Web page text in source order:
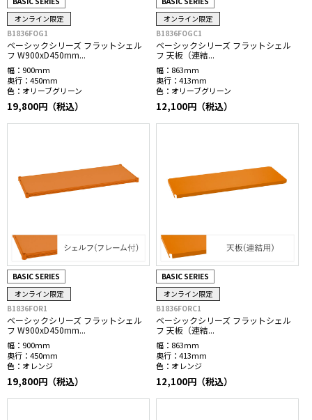
オンライン限定
B1836FOG1
ベーシックシリーズ フラットシェル
フ W900xD450mm...
幅： 900mm
奥行： 450mm
色： オリーブグリーン
19,800円（税込）
オンライン限定
B1836FOGC1
ベーシックシリーズ フラットシェル
フ 天板（連結...
幅： 863mm
奥行： 413mm
色： オリーブグリーン
12,100円（税込）
BASIC SERIES
オンライン限定
B1836FOR1
ベーシックシリーズ フラットシェル
フ W900xD450mm...
幅： 900mm
奥行： 450mm
色： オレンジ
19,800円（税込）
BASIC SERIES
オンライン限定
B1836FORC1
ベーシックシリーズ フラットシェル
フ 天板（連結...
幅： 863mm
奥行： 413mm
色： オレンジ
12,100円（税込）